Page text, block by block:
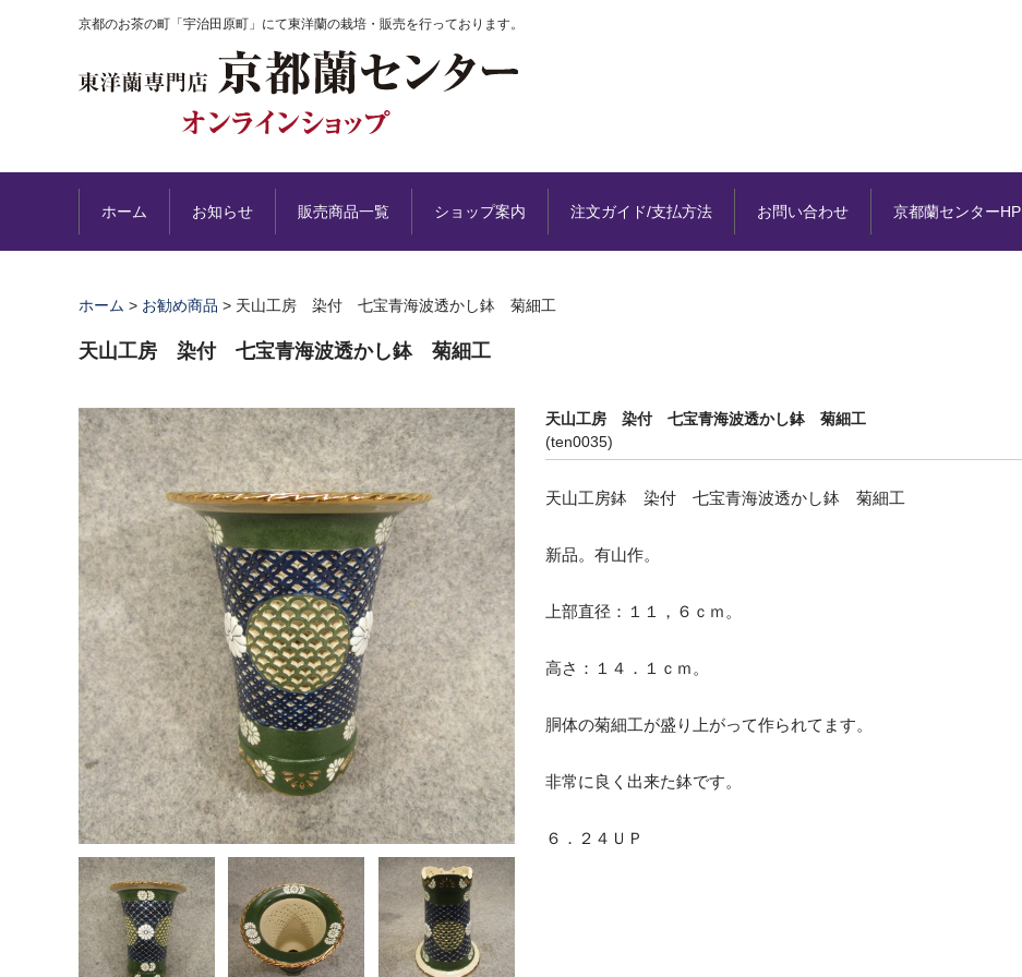
京都のお茶の町「宇治田原町」にて東洋蘭の栽培・販売を行っております。
ホーム お知らせ 販売商品一覧 ショップ案内 注文ガイド/支払方法 お問い合わせ 京都蘭センターHP
ホーム > お勧め商品 > 天山工房 染付 七宝青海波透かし鉢 菊細工
天山工房 染付 七宝青海波透かし鉢 菊細工
天山工房 染付 七宝青海波透かし鉢 菊細工
(ten0035)
天山工房鉢 染付 七宝青海波透かし鉢 菊細工
新品。有山作。
上部直径：１１，６ｃｍ。
高さ：１４．１ｃｍ。
胴体の菊細工が盛り上がって作られてます。
非常に良く出来た鉢です。
６．２４ＵＰ